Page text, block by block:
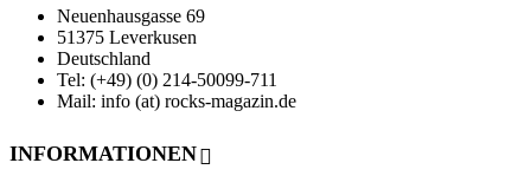
Neuenhausgasse 69
51375 Leverkusen
Deutschland
Tel: (+49) (0) 214-50099-711
Mail: info (at) rocks-magazin.de
INFORMATIONEN